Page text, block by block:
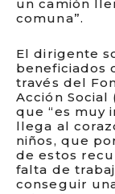
un camión
comuna”.
El dirigente
beneficiados
través del
Acción Social
que “es muy
llega al
niños, que
de estos
falta de
conseguir